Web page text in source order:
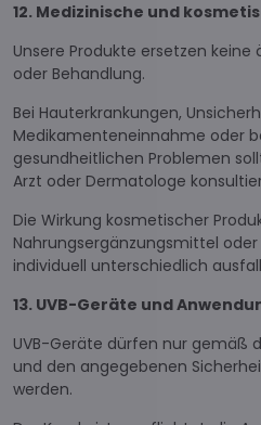
12. Medizinische und
Unsere Produkte ersetzen
oder Behandlung.
Bei Hauterkrankungen,
Medikamenteneinnahme oder
gesundheitlichen Problemen
Arzt oder Dermatologe
Die Wirkung kosmetischer
Nahrungsergänzungsmittel
individuell unterschiedlich
13. UVB-Geräte und
UVB-Geräte dürfen nur gemäß
und den angegebenen
werden.